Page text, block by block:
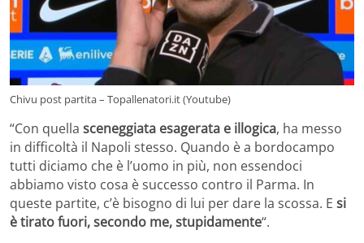
Chivu post partita – Topallenatori.it (Youtube)
“Con quella sceneggiata esagerata e illogica, ha messo
in difficoltà il Napoli stesso. Quando è a bordocampo
tutti diciamo che è l’uomo in più, non essendoci
abbiamo visto cosa è successo contro il Parma. In
queste partite, c’è bisogno di lui per dare la scossa. E si
è tirato fuori, secondo me, stupidamente“.